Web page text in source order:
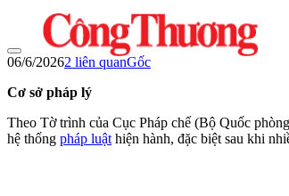
06/6/20262 liên quanGốc
Cơ sở pháp lý
Theo Tờ trình của Cục Pháp chế (Bộ Quốc
hệ thống pháp luật hiện hành, đặc biệt sau khi